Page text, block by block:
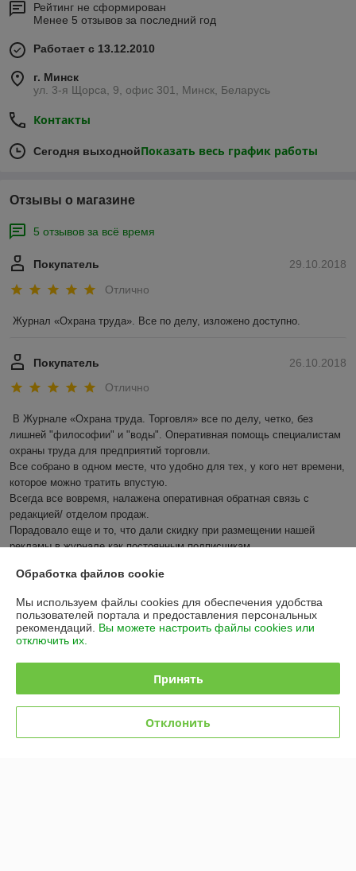
Рейтинг не сформирован
Менее 5 отзывов за последний год
Работает с 13.12.2010
г. Минск
ул. 3-я Щорса, 9, офис 301, Минск, Беларусь
Контакты
Сегодня выходнойПоказать весь график работы
Отзывы о магазине
5 отзывов за всё время
29.10.2018
Покупатель
Отлично
Журнал «Охрана труда». Все по делу, изложено доступно.
26.10.2018
Покупатель
Отлично
В Журнале «Охрана труда. Торговля» все по делу, четко, без
лишней "философии" и "воды". Оперативная помощь специалистам
охраны труда для предприятий торговли.
Все собрано в одном месте, что удобно для тех, у кого нет времени,
которое можно тратить впустую.
Всегда все вовремя, налажена оперативная обратная связь с
редакцией/ отделом продаж.
Порадовало еще и то, что дали скидку при размещении нашей
рекламы в журнале как постоянным подписчикам.
О нас
Обработка файлов cookie
Мы используем файлы cookies для обеспечения удобства
пользователей портала и предоставления персональных
рекомендаций. Вы можете настроить файлы cookies или
отключить их.
Принять
Отклонить